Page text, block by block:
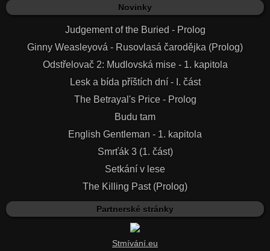
Novinky
Judgement of the Buried - Prolog
Ginny Weasleyová - Rusovlasá čarodějka (Prolog)
Odstřelovač 2: Mudlovská mise - 1. kapitola
Lesk a bída příštích dní - I. část
The Betrayal's Price - Prolog
Budu tam
English Gentleman - 1. kapitola
Smrťák 3 (1. část)
Setkání v lese
The Killing Past (Prolog)
Partnerské stránky
Stmívání.eu